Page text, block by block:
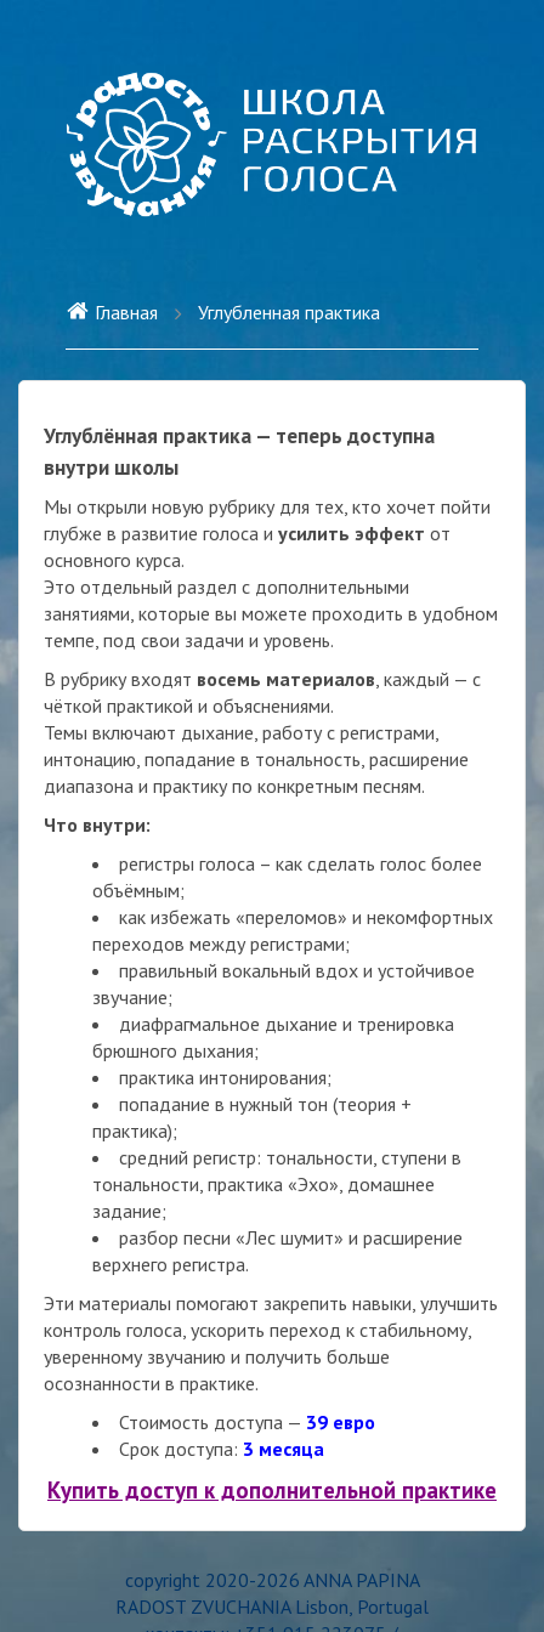
Главная Углубленная практика
Углублённая практика — теперь доступна
внутри школы
Мы открыли новую рубрику для тех, кто хочет пойти
глубже в развитие голоса и усилить эффект от
основного курса.
Это отдельный раздел с дополнительными
занятиями, которые вы можете проходить в удобном
темпе, под свои задачи и уровень.
В рубрику входят восемь материалов, каждый — с
чёткой практикой и объяснениями.
Темы включают дыхание, работу с регистрами,
интонацию, попадание в тональность, расширение
диапазона и практику по конкретным песням.
Что внутри:
регистры голоса – как сделать голос более
объёмным;
как избежать «переломов» и некомфортных
переходов между регистрами;
правильный вокальный вдох и устойчивое
звучание;
диафрагмальное дыхание и тренировка
брюшного дыхания;
практика интонирования;
попадание в нужный тон (теория +
практика);
средний регистр: тональности, ступени в
тональности, практика «Эхо», домашнее
задание;
разбор песни «Лес шумит» и расширение
верхнего регистра.
Эти материалы помогают закрепить навыки, улучшить
контроль голоса, ускорить переход к стабильному,
уверенному звучанию и получить больше
осознанности в практике.
Стоимость доступа — 39 евро
Срок доступа: 3 месяца
Купить доступ к дополнительной практике
copyright 2020-2026 ANNA PAPINA
RADOST ZVUCHANIA Lisbon, Portugal